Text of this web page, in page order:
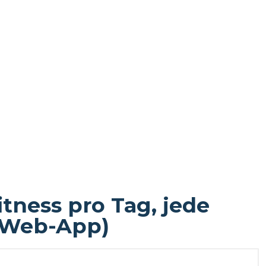
pro Tag, jede
App)